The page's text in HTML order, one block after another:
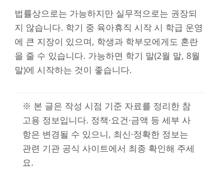
법률상으로는 가능하지만 실무적으로는 권장되
지 않습니다. 학기 중 육아휴직 시작 시 학급 운영
에 큰 지장이 있으며, 학생과 학부모에게도 혼란
을 줄 수 있습니다. 가능하면 학기 말(2월 말, 8월
말)에 시작하는 것이 좋습니다.
※ 본 글은 작성 시점 기준 자료를 정리한 참
고용 정보입니다. 정책·요건·금액 등 세부 사
항은 변경될 수 있으니, 최신·정확한 정보는
관련 기관 공식 사이트에서 최종 확인해 주세
요.